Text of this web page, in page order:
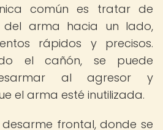
común es tratar de
del arma hacia un lado,
rápidos y precisos.
el cañón, se puede
al agresor y
el arma esté inutilizada.
frontal, donde se